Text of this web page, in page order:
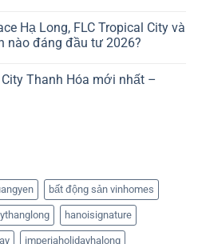
Hạ Long, FLC Tropical City và
nào đáng đầu tư 2026?
Thanh Hóa mới nhất –
bất động sản vinhomes
hanoisignature
imperiaholidayhalong